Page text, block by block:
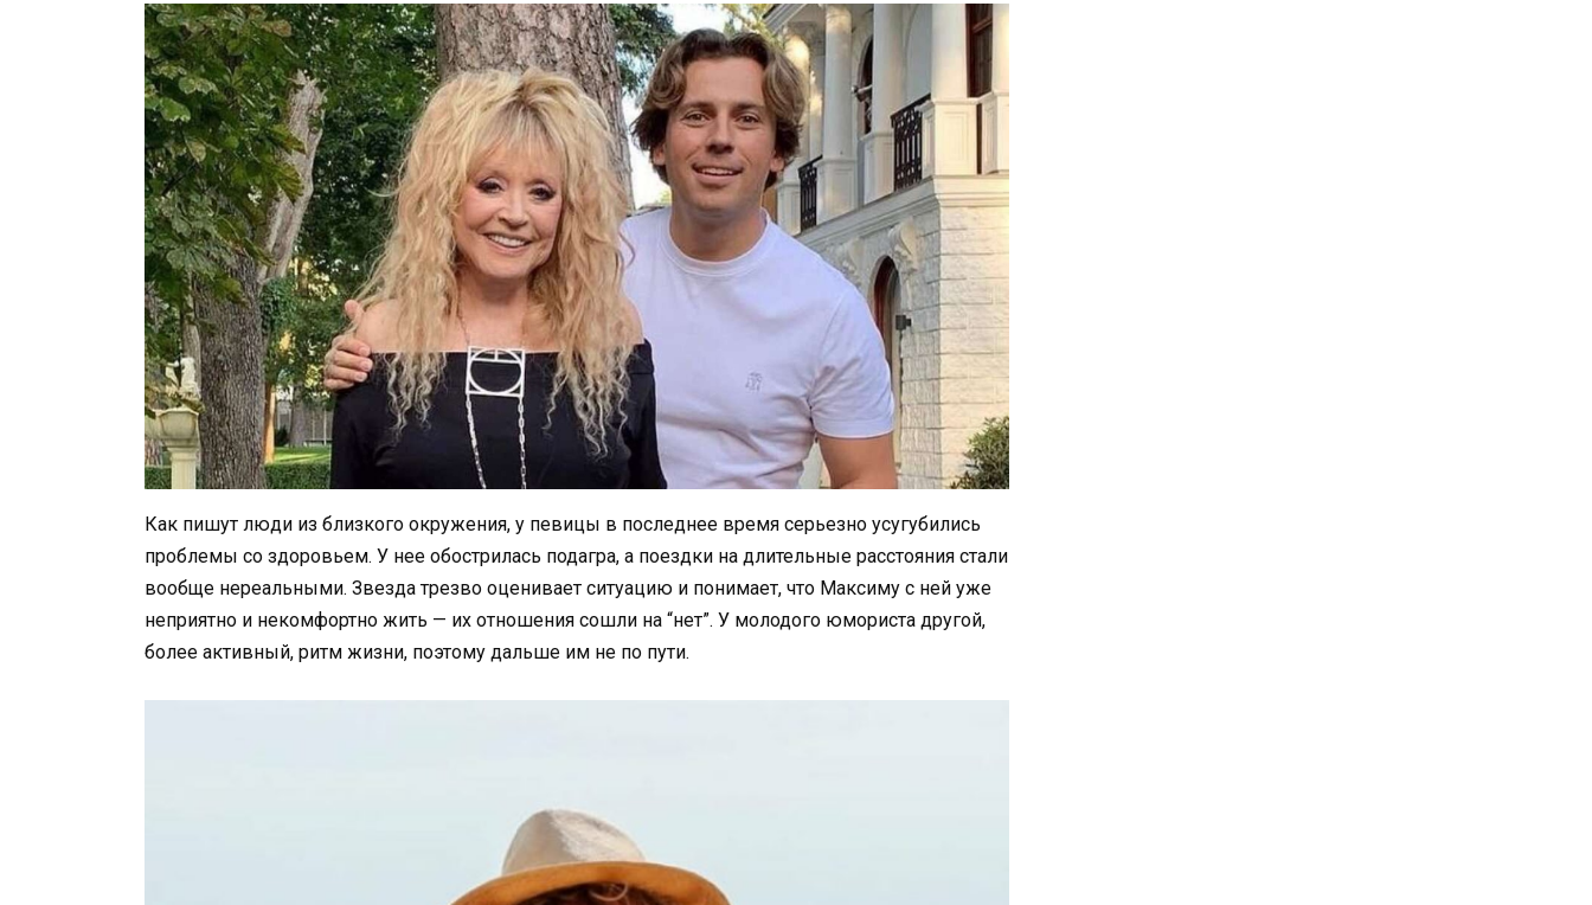
Как пишут люди из близкого окружения, у певицы в последнее время серьезно усугубились
проблемы со здоровьем. У нее обострилась подагра, а поездки на длительные расстояния стали
вообще нереальными. Звезда трезво оценивает ситуацию и понимает, что Максиму с ней уже
неприятно и некомфортно жить — их отношения сошли на “нет”. У молодого юмориста другой,
более активный, ритм жизни, поэтому дальше им не по пути.